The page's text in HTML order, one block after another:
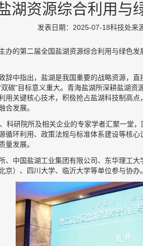
湖资源综合利用与
发表日期：2025-07-18科技处来
办的第二届全国盐湖资源综合利用与绿色
辞中指出，盐湖是我国重要的战略资源，
碳”目标意义重大。青海盐湖所深耕盐湖
用关键核心技术，积极抢占盐湖科技制高
合发展。
科研院所及相关企业的专家学者汇聚一堂
循环利用、政策法规与标准体系建设等核
量发展。
、中国盐湖工业集团有限公司、东华理工
京）、四川大学、临沂大学等单位参与协办。